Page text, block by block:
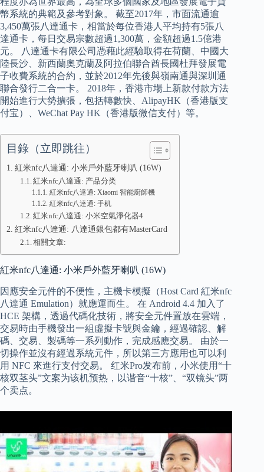
幣系統的典範及參考對象。 截至2017年，市面流通逾
3,450萬張八達通卡，相當於每位香港人平均持有5張八
達通卡，每日交易宗數超過1,300萬，金額超過1.5億港
元。 八達通卡有限公司憑藉此經驗取得在荷蘭、中國大
陸長沙、新西蘭奧克蘭及阿拉伯聯合酋長國杜拜發展電
子收費系統的合約，並於2012年先後與嶺南通與深圳通
聯合發行二合一卡。 2018年，香港市場上新款付款方法
開始進行大勢擴張，包括轉數快、AlipayHK（香港版支
付宝）、WeChat Pay HK（香港版微信支付）等。
目錄（立即跳往）
紅米nfc八達通: 小米戶外藍牙喇叭 (16W)
紅米nfc八達通: 产品分类
紅米nfc八達通: Xiaomi 智能廚師機
紅米nfc八達通: 手机
紅米nfc八達通: 小米空氣淨化器4
紅米nfc八達通: 八達通銀包都有MasterCard
相關文章:
紅米nfc八達通: 小米戶外藍牙喇叭 (16W)
因應安全元件的不便性，主機卡模擬（Host Card 紅米nfc
八達通 Emulation）就應運而生。 在 Android 4.4 加入了
HCE 架構，透過代碼化技術，將安全元件置放在雲端，
交易時由手機發出一組虛擬卡號與金鑰，經過確認、解
碼、交易、製碼等一系列動作，完成感應交易。 由於一
切操作並沒有經過系統元件，所以第三方應用也可以利
用 NFC 來進行支付交易。 红米Pro发布前，小米使用“十
核双茎头”文案为该机预热，以谐音“十核”、“双镜头”两
个卖点。